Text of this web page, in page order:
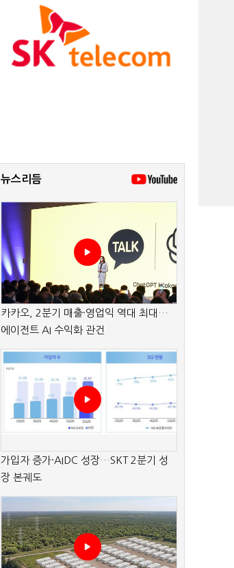
뉴스리듬
카카오, 2분기 매출·영업익 역대 최대…
에이전트 AI 수익화 관건
가입자 증가·AIDC 성장…SKT 2분기 성
장 본궤도